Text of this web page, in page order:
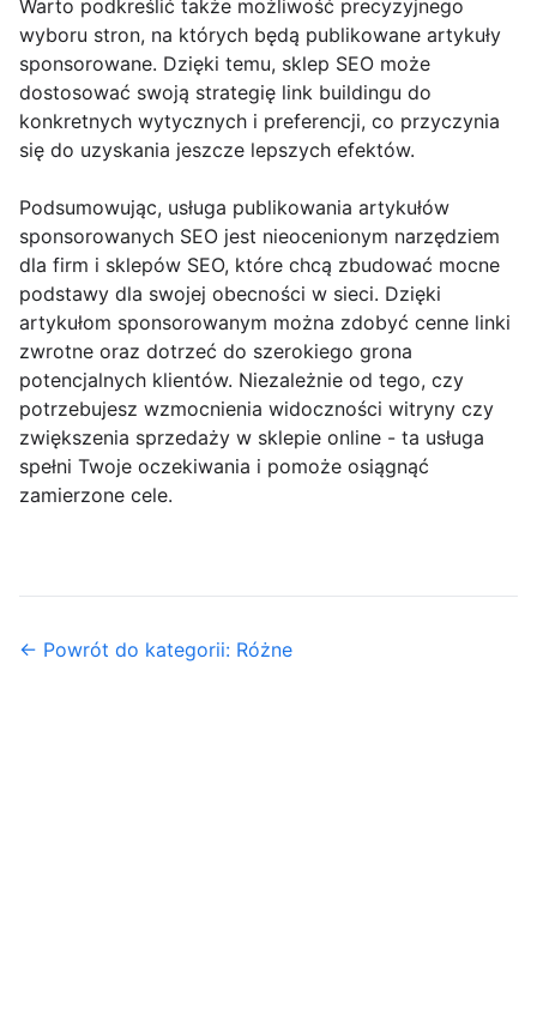
Warto podkreślić także możliwość precyzyjnego
wyboru stron, na których będą publikowane artykuły
sponsorowane. Dzięki temu, sklep SEO może
dostosować swoją strategię link buildingu do
konkretnych wytycznych i preferencji, co przyczynia
się do uzyskania jeszcze lepszych efektów.
Podsumowując, usługa publikowania artykułów
sponsorowanych SEO jest nieocenionym narzędziem
dla firm i sklepów SEO, które chcą zbudować mocne
podstawy dla swojej obecności w sieci. Dzięki
artykułom sponsorowanym można zdobyć cenne linki
zwrotne oraz dotrzeć do szerokiego grona
potencjalnych klientów. Niezależnie od tego, czy
potrzebujesz wzmocnienia widoczności witryny czy
zwiększenia sprzedaży w sklepie online - ta usługa
spełni Twoje oczekiwania i pomoże osiągnąć
zamierzone cele.
← Powrót do kategorii: Różne